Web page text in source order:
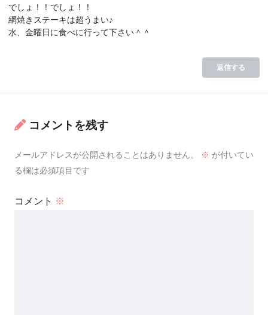
でしょ！！でしょ！！
網焼きステーキは超うまい♪
水、金曜日に食べに行って下さい＾＾
返信する
コメントを残す
メールアドレスが公開されることはありません。 ※ が付いてい
る欄は必須項目です
コメント ※